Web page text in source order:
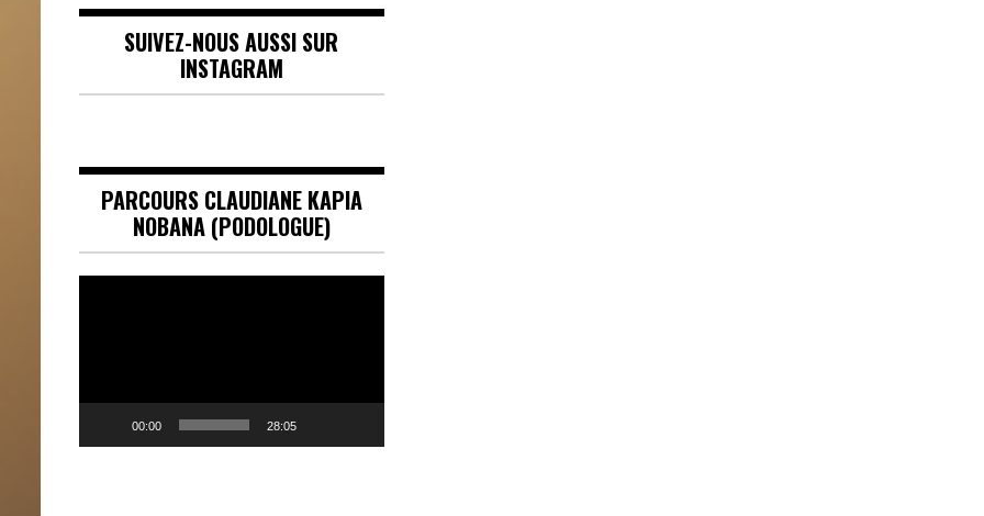
SUIVEZ-NOUS AUSSI SUR
INSTAGRAM
PARCOURS CLAUDIANE KAPIA
NOBANA (PODOLOGUE)
00:00 28:05